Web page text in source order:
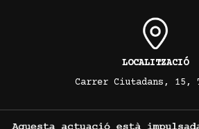
LOCALITZACIÓ
Carrer Ciutadans, 15,